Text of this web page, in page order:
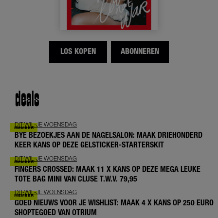
LOS KOPEN ABONNEREN
deals
DIT-WIL-JE WOENSDAG
BYE BEZOEKJES AAN DE NAGELSALON: MAAK DRIEHONDERD
KEER KANS OP DEZE GELSTICKER-STARTERSKIT
DIT-WIL-JE WOENSDAG
FINGERS CROSSED: MAAK 11 X KANS OP DEZE MEGA LEUKE
TOTE BAG MINI VAN CLUSE T.W.V. 79,95
DIT-WIL-JE WOENSDAG
GOED NIEUWS VOOR JE WISHLIST: MAAK 4 X KANS OP 250 EURO
SHOPTEGOED VAN OTRIUM